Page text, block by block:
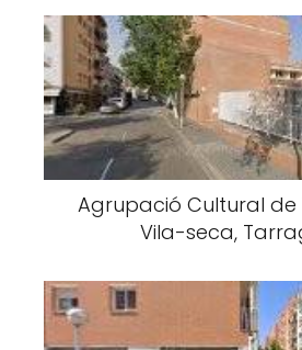
Agrupació Cultural
Vila-seca,